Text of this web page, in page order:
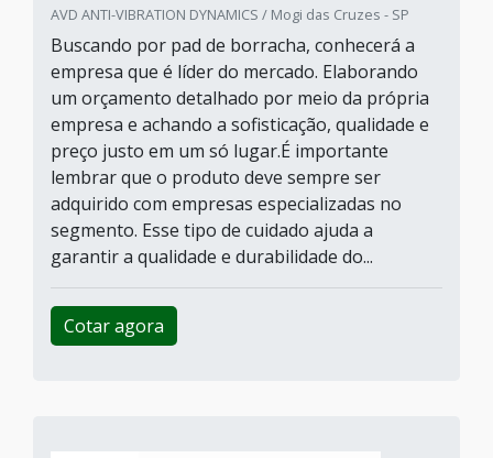
AVD ANTI-VIBRATION DYNAMICS / Mogi das Cruzes - SP
Buscando por pad de borracha, conhecerá a
empresa que é líder do mercado. Elaborando
um orçamento detalhado por meio da própria
empresa e achando a sofisticação, qualidade e
preço justo em um só lugar.É importante
lembrar que o produto deve sempre ser
adquirido com empresas especializadas no
segmento. Esse tipo de cuidado ajuda a
garantir a qualidade e durabilidade do...
Cotar agora